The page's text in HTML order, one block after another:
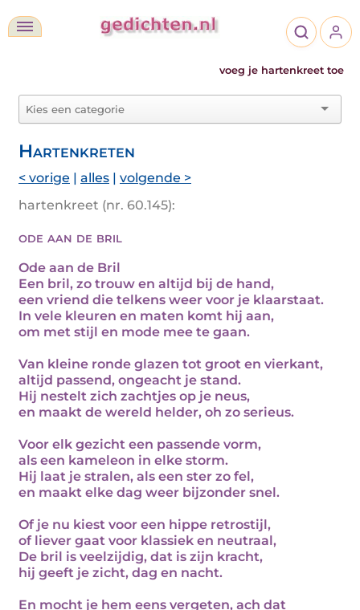
voeg je hartenkreet toe
Hartenkreten
< vorige | alles | volgende >
hartenkreet (nr. 60.145):
ode aan de bril
Ode aan de Bril
Een bril, zo trouw en altijd bij de hand,
een vriend die telkens weer voor je klaarstaat.
In vele kleuren en maten komt hij aan,
om met stijl en mode mee te gaan.
Van kleine ronde glazen tot groot en vierkant,
altijd passend, ongeacht je stand.
Hij nestelt zich zachtjes op je neus,
en maakt de wereld helder, oh zo serieus.
Voor elk gezicht een passende vorm,
als een kameleon in elke storm.
Hij laat je stralen, als een ster zo fel,
en maakt elke dag weer bijzonder snel.
Of je nu kiest voor een hippe retrostijl,
of liever gaat voor klassiek en neutraal,
De bril is veelzijdig, dat is zijn kracht,
hij geeft je zicht, dag en nacht.
En mocht je hem eens vergeten, ach dat